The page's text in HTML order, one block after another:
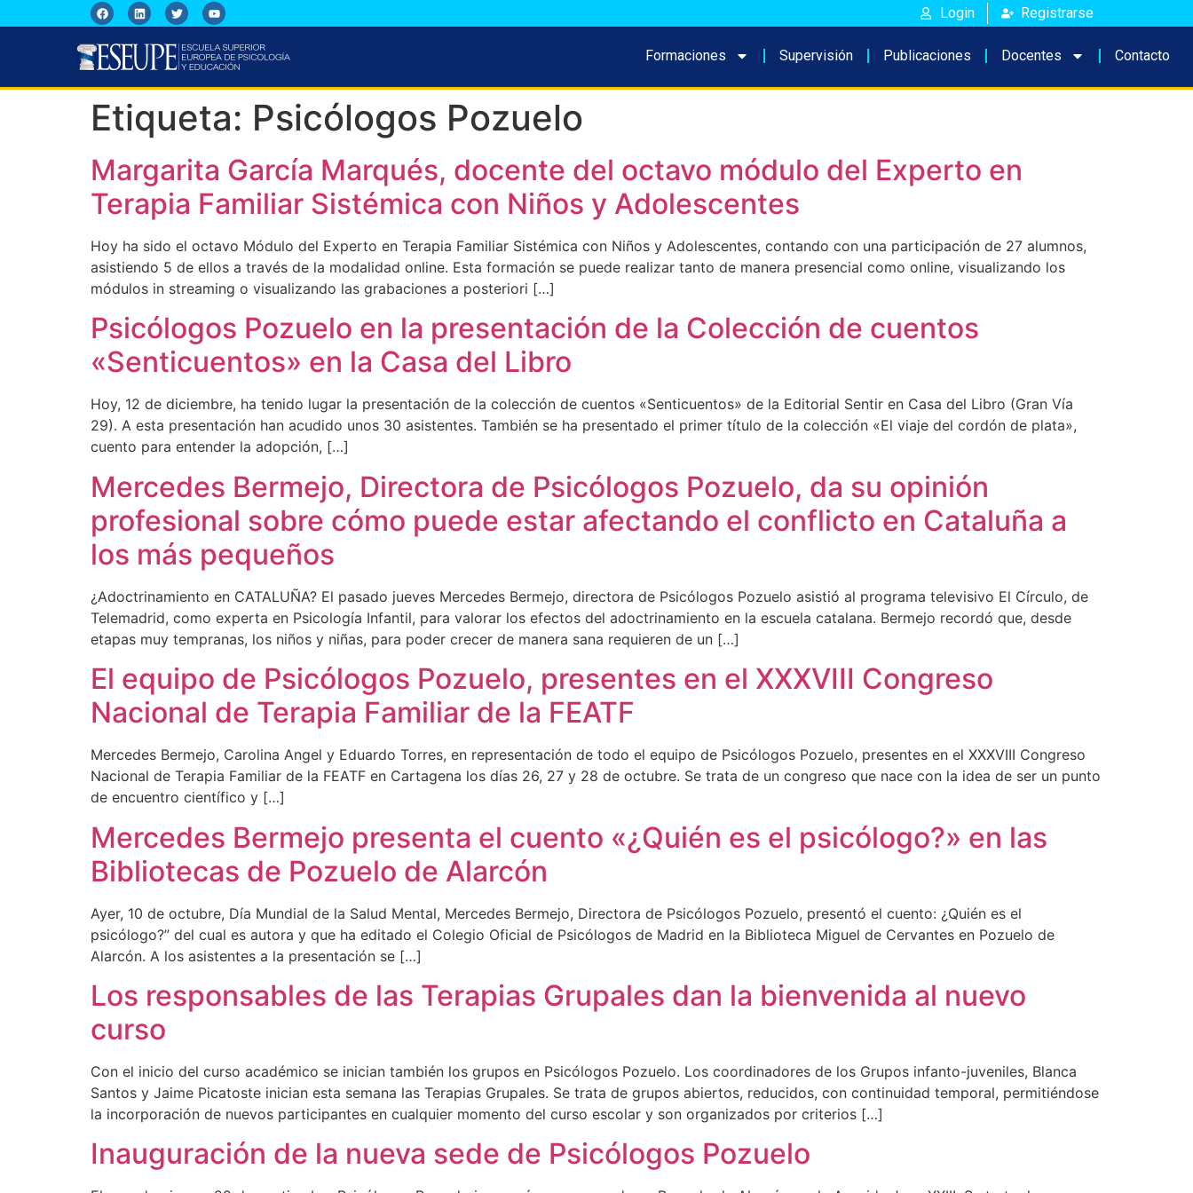
Login Registrarse
Formaciones Supervisión Publicaciones Docentes Contacto
Etiqueta: Psicólogos Pozuelo
Margarita García Marqués, docente del octavo módulo del Experto en
Terapia Familiar Sistémica con Niños y Adolescentes
Hoy ha sido el octavo Módulo del Experto en Terapia Familiar Sistémica con Niños y Adolescentes, contando con una participación de 27 alumnos,
asistiendo 5 de ellos a través de la modalidad online. Esta formación se puede realizar tanto de manera presencial como online, visualizando los
módulos in streaming o visualizando las grabaciones a posteriori […]
Psicólogos Pozuelo en la presentación de la Colección de cuentos
«Senticuentos» en la Casa del Libro
Hoy, 12 de diciembre, ha tenido lugar la presentación de la colección de cuentos «Senticuentos» de la Editorial Sentir en Casa del Libro (Gran Vía
29). A esta presentación han acudido unos 30 asistentes. También se ha presentado el primer título de la colección «El viaje del cordón de plata»,
cuento para entender la adopción, […]
Mercedes Bermejo, Directora de Psicólogos Pozuelo, da su opinión
profesional sobre cómo puede estar afectando el conflicto en Cataluña a
los más pequeños
¿Adoctrinamiento en CATALUÑA? El pasado jueves Mercedes Bermejo, directora de Psicólogos Pozuelo asistió al programa televisivo El Círculo, de
Telemadrid, como experta en Psicología Infantil, para valorar los efectos del adoctrinamiento en la escuela catalana. Bermejo recordó que, desde
etapas muy tempranas, los niños y niñas, para poder crecer de manera sana requieren de un […]
El equipo de Psicólogos Pozuelo, presentes en el XXXVIII Congreso
Nacional de Terapia Familiar de la FEATF
Mercedes Bermejo, Carolina Angel y Eduardo Torres, en representación de todo el equipo de Psicólogos Pozuelo, presentes en el XXXVIII Congreso
Nacional de Terapia Familiar de la FEATF en Cartagena los días 26, 27 y 28 de octubre. Se trata de un congreso que nace con la idea de ser un punto
de encuentro científico y […]
Mercedes Bermejo presenta el cuento «¿Quién es el psicólogo?» en las
Bibliotecas de Pozuelo de Alarcón
Ayer, 10 de octubre, Día Mundial de la Salud Mental, Mercedes Bermejo, Directora de Psicólogos Pozuelo, presentó el cuento: ¿Quién es el
psicólogo?” del cual es autora y que ha editado el Colegio Oficial de Psicólogos de Madrid en la Biblioteca Miguel de Cervantes en Pozuelo de
Alarcón. A los asistentes a la presentación se […]
Los responsables de las Terapias Grupales dan la bienvenida al nuevo
curso
Con el inicio del curso académico se inician también los grupos en Psicólogos Pozuelo. Los coordinadores de los Grupos infanto-juveniles, Blanca
Santos y Jaime Picatoste inician esta semana las Terapias Grupales. Se trata de grupos abiertos, reducidos, con continuidad temporal, permitiéndose
la incorporación de nuevos participantes en cualquier momento del curso escolar y son organizados por criterios […]
Inauguración de la nueva sede de Psicólogos Pozuelo